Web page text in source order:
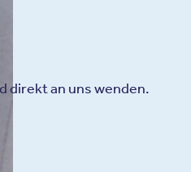
direkt an uns wenden.